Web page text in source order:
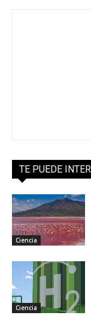
TE PUEDE
Ciencia
Ciencia